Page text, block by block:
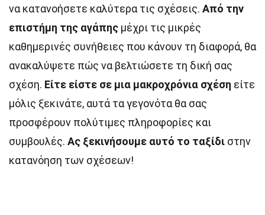
να κατανοήσετε καλύτερα τις σχέσεις. Από την
επιστήμη της αγάπης μέχρι τις μικρές
καθημερινές συνήθειες που κάνουν τη διαφορά, θα
ανακαλύψετε πώς να βελτιώσετε τη δική σας
σχέση. Είτε είστε σε μια μακροχρόνια σχέση είτε
μόλις ξεκινάτε, αυτά τα γεγονότα θα σας
προσφέρουν πολύτιμες πληροφορίες και
συμβουλές. Ας ξεκινήσουμε αυτό το ταξίδι στην
κατανόηση των σχέσεων!